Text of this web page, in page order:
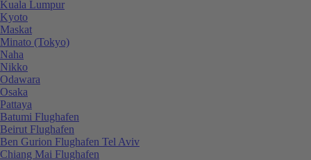
Kuala Lumpur
Kyoto
Maskat
Minato (Tokyo)
Naha
Nikko
Odawara
Osaka
Pattaya
Batumi Flughafen
Beirut Flughafen
Ben Gurion Flughafen Tel Aviv
Chiang Mai Flughafen